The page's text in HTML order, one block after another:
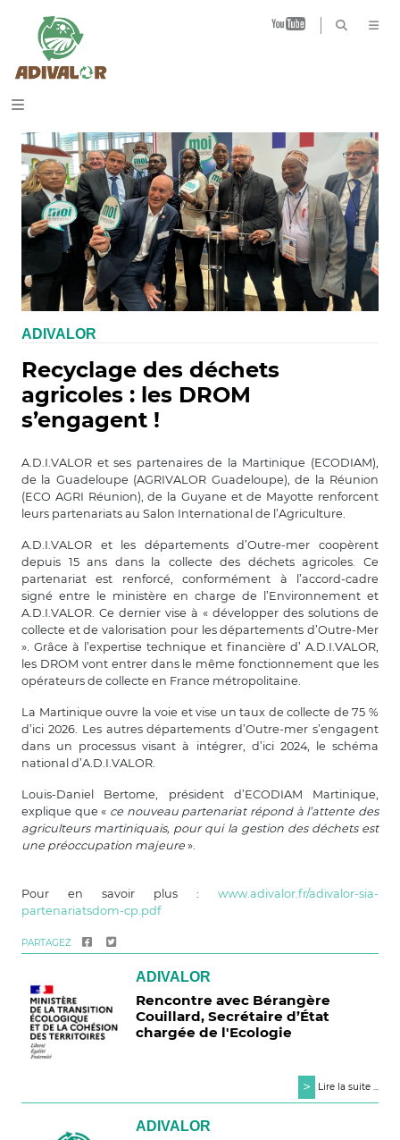
B
ADIVALOR
Recyclage des déchets
agricoles : les DROM
s’engagent !
A.D.I.VALOR et ses partenaires de la Martinique (ECODIAM),
de la Guadeloupe (AGRIVALOR Guadeloupe), de la Réunion
(ECO AGRI Réunion), de la Guyane et de Mayotte renforcent
leurs partenariats au Salon International de l’Agriculture.
A.D.I.VALOR et les départements d’Outre-mer coopèrent
depuis 15 ans dans la collecte des déchets agricoles. Ce
partenariat est renforcé, conformément à l’accord-cadre
signé entre le ministère en charge de l’Environnement et
A.D.I.VALOR. Ce dernier vise à « développer des solutions de
collecte et de valorisation pour les départements d’Outre-Mer
». Grâce à l’expertise technique et financière d’ A.D.I.VALOR,
les DROM vont entrer dans le même fonctionnement que les
opérateurs de collecte en France métropolitaine.
La Martinique ouvre la voie et vise un taux de collecte de 75 %
d’ici 2026. Les autres départements d’Outre-mer s’engagent
dans un processus visant à intégrer, d’ici 2024, le schéma
national d’A.D.I.VALOR.
Louis-Daniel Bertome, président d’ECODIAM Martinique,
explique que « ce nouveau partenariat répond à l’attente des
agriculteurs martiniquais, pour qui la gestion des déchets est
une préoccupation majeure ».
Pour en savoir plus : www.adivalor.fr/adivalor-sia-
partenariatsdom-cp.pdf
PARTAGEZ
ADIVALOR
Rencontre avec Bérangère
Couillard, Secrétaire d’État
chargée de l'Ecologie
> Lire la suite ...
ADIVALOR